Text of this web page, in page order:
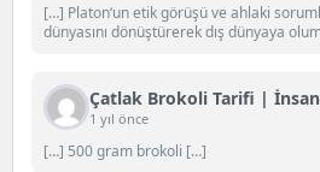
[…] Platon‘un etik görüşü ve ahlaki
dünyasını dönüştürerek dış dünyaya
Çatlak Brokoli Tarifi |
1 yıl önce
[…] 500 gram brokoli […]